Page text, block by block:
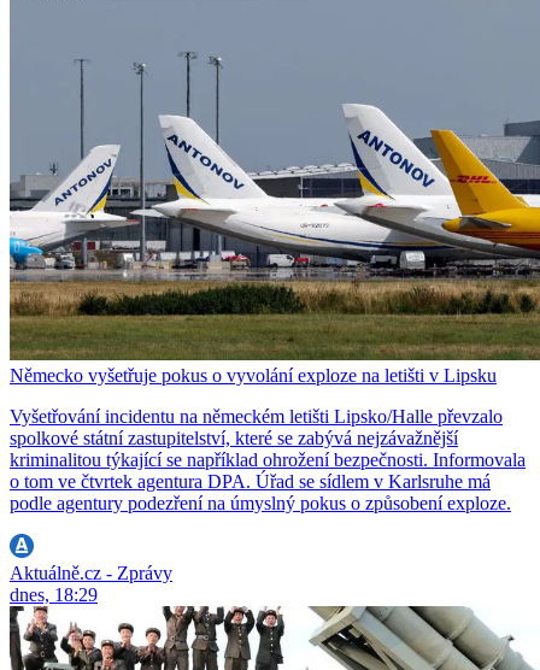
Německo vyšetřuje pokus o vyvolání exploze na letišti v Lipsku
Vyšetřování incidentu na německém letišti Lipsko/Halle převzalo
spolkové státní zastupitelství, které se zabývá nejzávažnější
kriminalitou týkající se například ohrožení bezpečnosti. Informovala
o tom ve čtvrtek agentura DPA. Úřad se sídlem v Karlsruhe má
podle agentury podezření na úmyslný pokus o způsobení exploze.
Aktuálně.cz - Zprávy
dnes, 18:29